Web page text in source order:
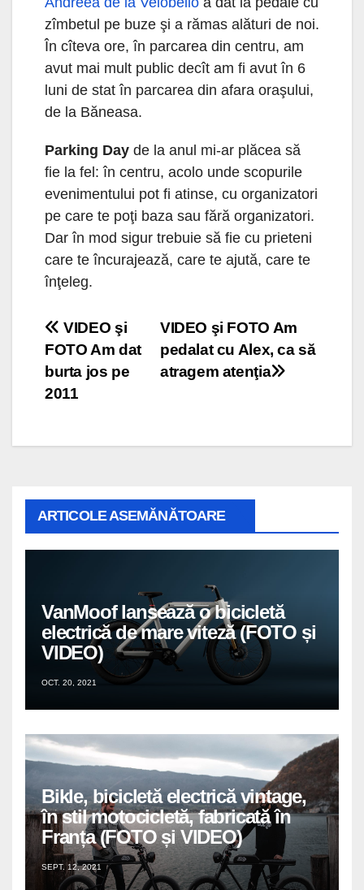
zîmbetul pe buze şi a rămas alături de noi.
În cîteva ore, în parcarea din centru, am
avut mai mult public decît am fi avut în 6
luni de stat în parcarea din afara oraşului,
de la Băneasa.
Parking Day de la anul mi-ar plăcea să
fie la fel: în centru, acolo unde scopurile
evenimentului pot fi atinse, cu organizatori
pe care te poţi baza sau fără organizatori.
Dar în mod sigur trebuie să fie cu prieteni
care te încurajează, care te ajută, care te
înţeleg.
Navigare
în
articole
VIDEO şi FOTO Am
pedalat cu Alex, ca să
atragem atenţia
VIDEO şi
FOTO Am dat
burta jos pe
2011
ARTICOLE ASEMĂNĂTOARE
VanMoof lansează o bicicletă
electrică de mare viteză (FOTO și
VIDEO)
OCT. 20, 2021
Bikle, bicicletă electrică vintage,
în stil motocicletă, fabricată în
Franța (FOTO și VIDEO)
SEPT. 12, 2021